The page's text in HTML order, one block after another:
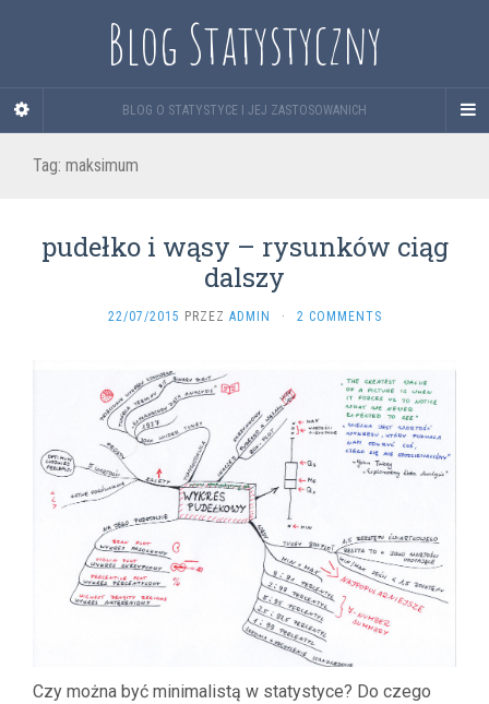
Blog Statystyczny
BLOG O STATYSTYCE I JEJ ZASTOSOWANICH
Tag: maksimum
pudełko i wąsy – rysunków ciąg
dalszy
22/07/2015 PRZEZ ADMIN · 2 COMMENTS
Czy można być minimalistą w statystyce? Do czego